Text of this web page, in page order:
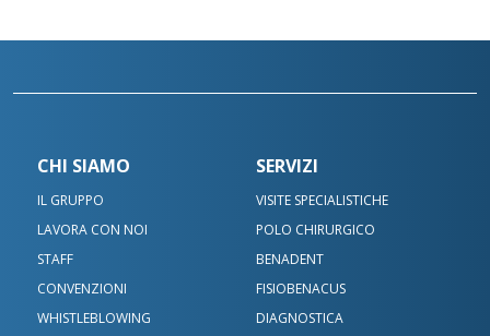
CHI SIAMO
IL GRUPPO
LAVORA CON NOI
STAFF
CONVENZIONI
WHISTLEBLOWING
SERVIZI
VISITE SPECIALISTICHE
POLO CHIRURGICO
BENADENT
FISIOBENACUS
DIAGNOSTICA